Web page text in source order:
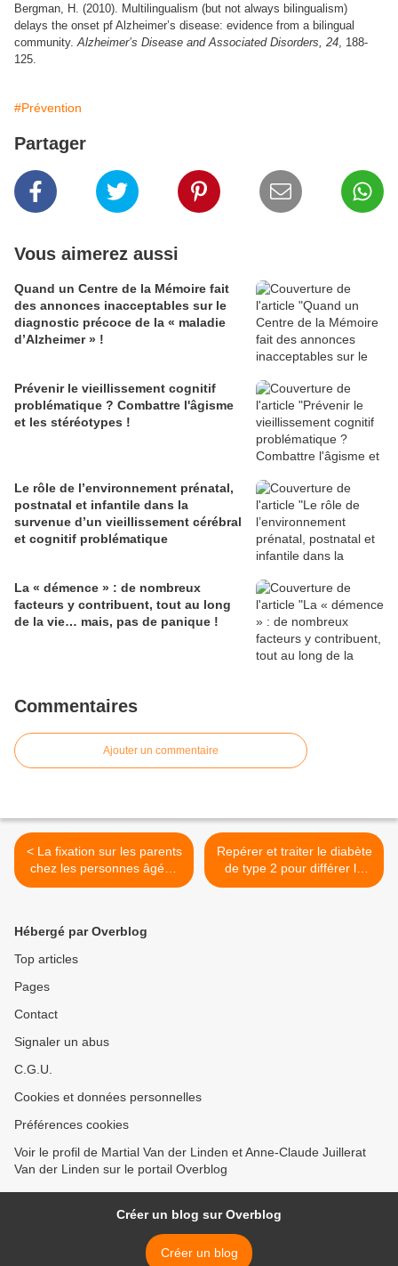
Bergman, H. (2010). Multilingualism (but not always bilingualism)
delays the onset pf Alzheimer’s disease: evidence from a bilingual
community. Alzheimer’s Disease and Associated Disorders, 24, 188-
125.
#Prévention
Partager
Vous aimerez aussi
Quand un Centre de la Mémoire fait
des annonces inacceptables sur le
diagnostic précoce de la « maladie
d’Alzheimer » !
Prévenir le vieillissement cognitif
problématique ? Combattre l'âgisme
et les stéréotypes !
Le rôle de l’environnement prénatal,
postnatal et infantile dans la
survenue d’un vieillissement cérébral
et cognitif problématique
La « démence » : de nombreux
facteurs y contribuent, tout au long
de la vie… mais, pas de panique !
Commentaires
Ajouter un commentaire
< La fixation sur les parents
chez les personnes âgées
présentant un vieillissement
démence ») : un modèle
Repérer et traiter le diabète
de type 2 pour différer la
«démence» : l’importance
Hébergé par Overblog
Top articles
Pages
Contact
Signaler un abus
C.G.U.
Cookies et données personnelles
Préférences cookies
Voir le profil de Martial Van der Linden et Anne-Claude Juillerat
Van der Linden sur le portail Overblog
Créer un blog sur Overblog
Créer un blog